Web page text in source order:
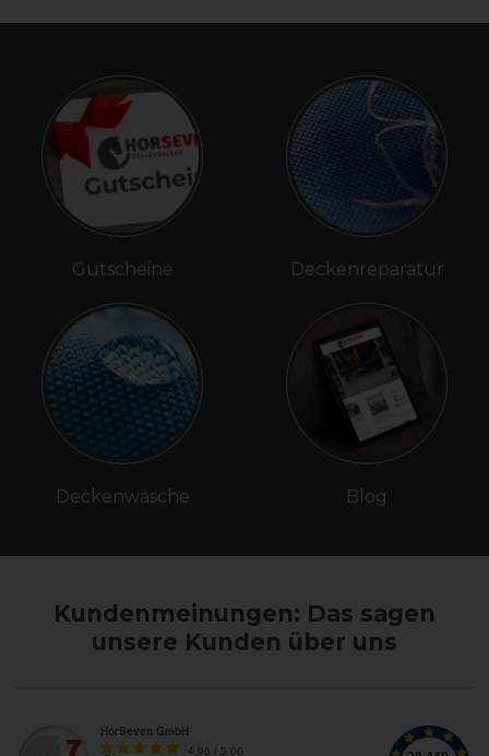
Gutscheine
Deckenwäsche
Deckenreparatur
Blog
Kundenmeinungen: Das sagen
unsere Kunden über uns